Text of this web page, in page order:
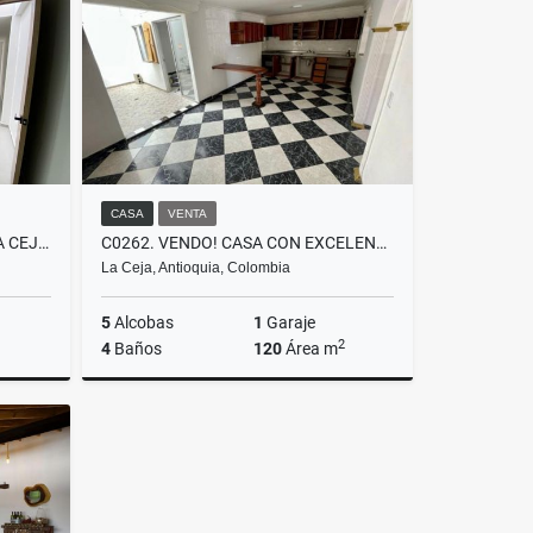
$6.900.000
T0528. ALQUILO! OFICINA EN LA CEJA CON SERVICIOS EN EL PARQUE
CASA VENTA
C0262. VENDO! CASA CON EXCELENTES ACABADO Y ESPACIOS EN RIONEGRO
La Ceja, Antioquia, Colombia
5Alcobas 1 Garaje
4 Baños 120Área m2